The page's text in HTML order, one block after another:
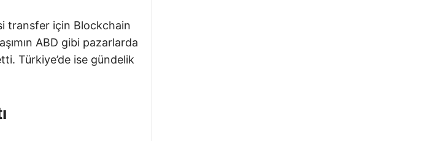
transfer için Blockchain
ABD gibi pazarlarda
Türkiye’de ise gündelik